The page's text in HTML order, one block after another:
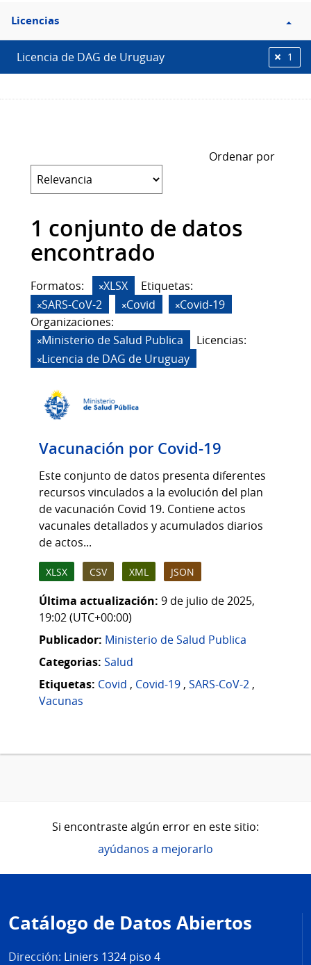
Filtro
Licencias
Licencias
Licencia de DAG de Uruguay 1
Ordenar por
1 conjunto de datos
encontrado
Formatos: XLSX
Etiquetas:
SARS-CoV-2
Covid
Covid-19
Organizaciones:
Ministerio de Salud Publica
Licencias:
Licencia de DAG de Uruguay
Vacunación por Covid-19
Este conjunto de datos presenta diferentes
recursos vinculados a la evolución del plan
de vacunación Covid 19. Contiene actos
vacunales detallados y acumulados diarios
de actos...
XLSX CSV XML JSON
Última actualización: 9 de julio de 2025,
19:02 (UTC+00:00)
Publicador: Ministerio de Salud Publica
Categorias: Salud
Etiquetas: Covid , Covid-19 , SARS-CoV-2 ,
Vacunas
Si encontraste algún error en este sitio:
ayúdanos a mejorarlo
de
página
Catálogo de Datos Abiertos
Dirección: Liniers 1324 piso 4